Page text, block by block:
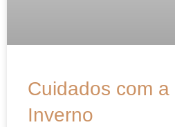
Cuidados com
Inverno